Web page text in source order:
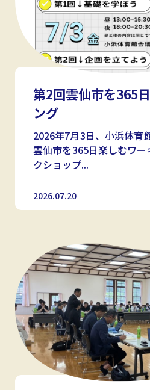
第2回雲仙市を365
ング
2026年7月3日、小浜体育
雲仙市を365日楽しむワ
クショップ...
2026.07.20